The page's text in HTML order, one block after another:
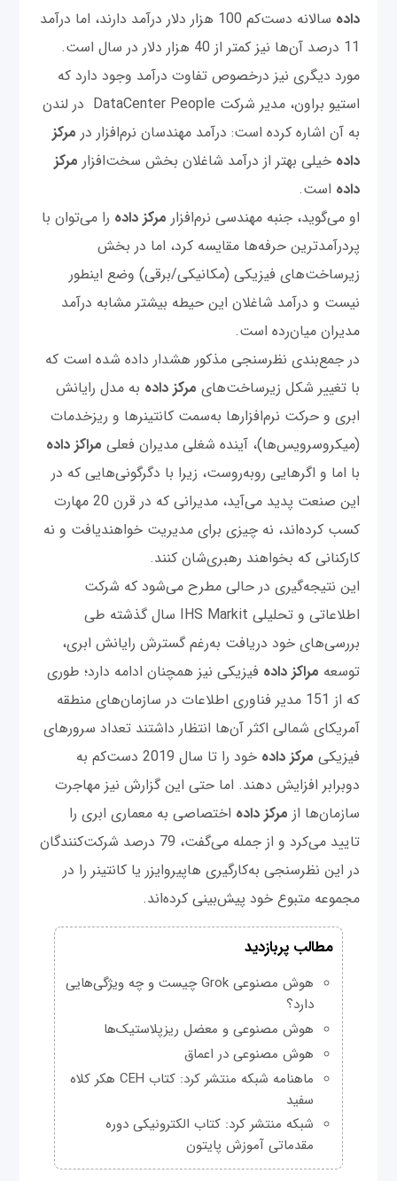
داده
سالانه دست‌کم 100 هزار دلار درآمد دارند، اما درآمد
11 درصد آن‌ها نیز کمتر از 40 هزار دلار در سال است.
مورد دیگری نیز درخصوص تفاوت درآمد وجود دارد که
استیو براون، مدیر شرکت DataCenter People در لندن
به آن اشاره کرده است: درآمد مهندسان نرم‌افزار در مرکز
داده خیلی بهتر از درآمد شاغلان بخش سخت‌افزار مرکز
داده است.
او می‌گوید، جنبه مهندسی نرم‌افزار مرکز داده را می‌توان با
پردرآمدترین حرفه‌ها مقایسه کرد، اما در بخش
زیرساخت‌های فیزیکی (مکانیکی/برقی) وضع اینطور
نیست و درآمد شاغلان این حیطه بیشتر مشابه درآمد
مدیران میان‌رده است.
در جمع‌بندی نظرسنجی مذکور هشدار داده شده است که
با تغییر شکل زیرساخت‌های مرکز داده به مدل رایانش
ابری و حرکت نرم‌افزارها به‌سمت کانتینرها و ریزخدمات
(میکروسرویس‌ها)، آینده شغلی مدیران فعلی مراکز داده
با اما و اگرهایی روبه‌روست، زیرا با دگرگونی‌هایی که در
این صنعت پدید می‌آید، مدیرانی که در قرن 20 مهارت
کسب کرده‌اند، نه چیزی برای مدیریت خواهندیافت و نه
کارکنانی که بخواهند رهبری‌‌شان کنند.
این نتیجه‌گیری در حالی مطرح می‌شود که شرکت
اطلاعاتی و تحلیلی IHS Markit سال گذشته طی
بررسی‌های خود دریافت به‌رغم گسترش رایانش ابری،
توسعه مراکز داده فیزیکی نیز همچنان ادامه دارد؛ طوری
که از 151 مدیر فناوری اطلاعات در سازمان‌های منطقه
آمریکای شمالی اکثر آن‌ها انتظار داشتند تعداد سرورهای
فیزیکی مرکز داده
خود را تا سال 2019 دست‌کم به
دوبرابر افزایش دهند. اما حتی این گزارش نیز مهاجرت
سازمان‌ها از مرکز داده اختصاصی به معماری ابری را
تایید می‌کرد و از جمله می‌گفت، 79 درصد شرکت‌کنندگان
در این نظرسنجی به‌کارگیری هاپیروایزر یا کانتینر را در
مجموعه متبوع خود پیش‌بینی کرده‌اند.
مطالب پربازدید
هوش مصنوعی Grok چیست و چه ویژگی‌هایی
دارد؟
هوش مصنوعی و معضل ریزپلاستیک‌ها
هوش مصنوعی در اعماق
ماهنامه شبکه منتشر کرد: کتاب CEH هکر کلاه
سفید
شبکه منتشر کرد: کتاب الکترونیکی دوره
مقدماتی آموزش پایتون